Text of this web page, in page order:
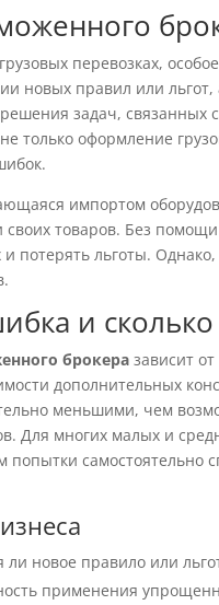
перевозках,
новых правил или
задач,
только оформление
импортом
товаров. Без
и потерять льготы.
и
брокера зависит
дополнительных
меньшими, чем
Для многих малых и
попытки самостоятельно
ли новое правило или
применения